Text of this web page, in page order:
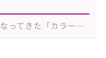
最近定番となってきた「カラーコンタクト」。バリエーションも豊富で、黒目のフチを強調させるサークルレ…